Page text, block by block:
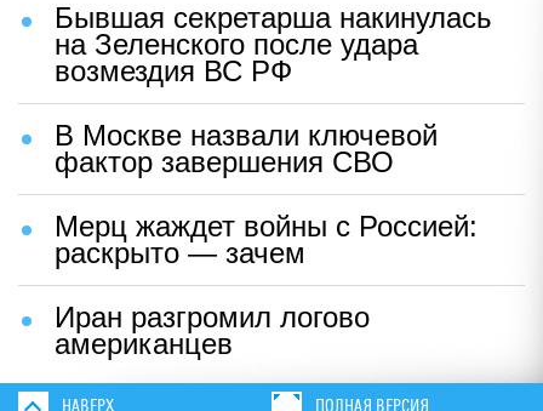
Бывшая секретарша накинулась
на Зеленского после удара
возмездия ВС РФ
В Москве назвали ключевой
фактор завершения СВО
Мерц жаждет войны с Россией:
раскрыто — зачем
Иран разгромил логово
американцев